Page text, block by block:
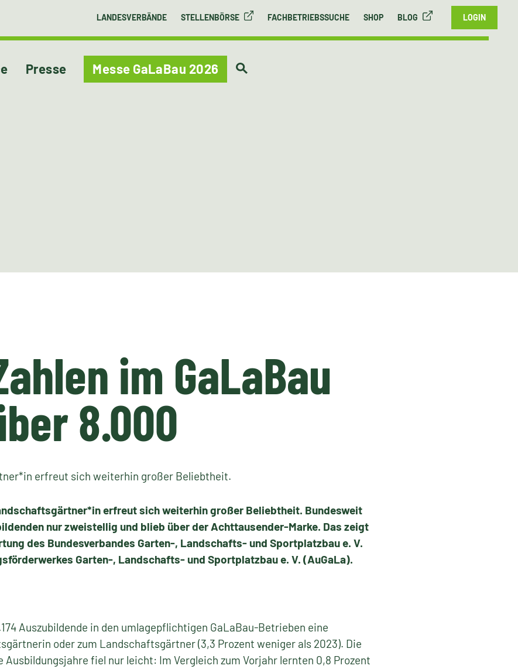
LANDESVERBÄNDE STELLENBÖRSE FACHBETRIEBSSUCHE SHOP BLOG LOGIN
Presse Messe GaLaBau 2026
im GaLaBau
8.000
erfreut sich weiterhin großer Beliebtheit.
erfreut sich weiterhin großer Beliebtheit. Bundesweit
nur zweistellig und blieb über der Achttausender-Marke. Das zeigt
des Bundesverbandes Garten-, Landschafts- und Sportplatzbau e. V.
Garten-, Landschafts- und Sportplatzbau e. V. (AuGaLa).
Auszubildende in den umlagepflichtigen GaLaBau-Betrieben eine
oder zum Landschaftsgärtner (3,3 Prozent weniger als 2023). Die
Ausbildungsjahre fiel nur leicht: Im Vergleich zum Vorjahr lernten 0,8 Prozent